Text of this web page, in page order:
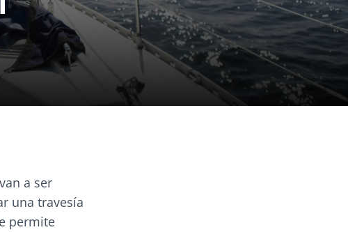
a ser
una travesía
permite